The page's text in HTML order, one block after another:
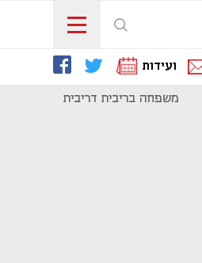
ועידות
משפחה בריבית דריבית